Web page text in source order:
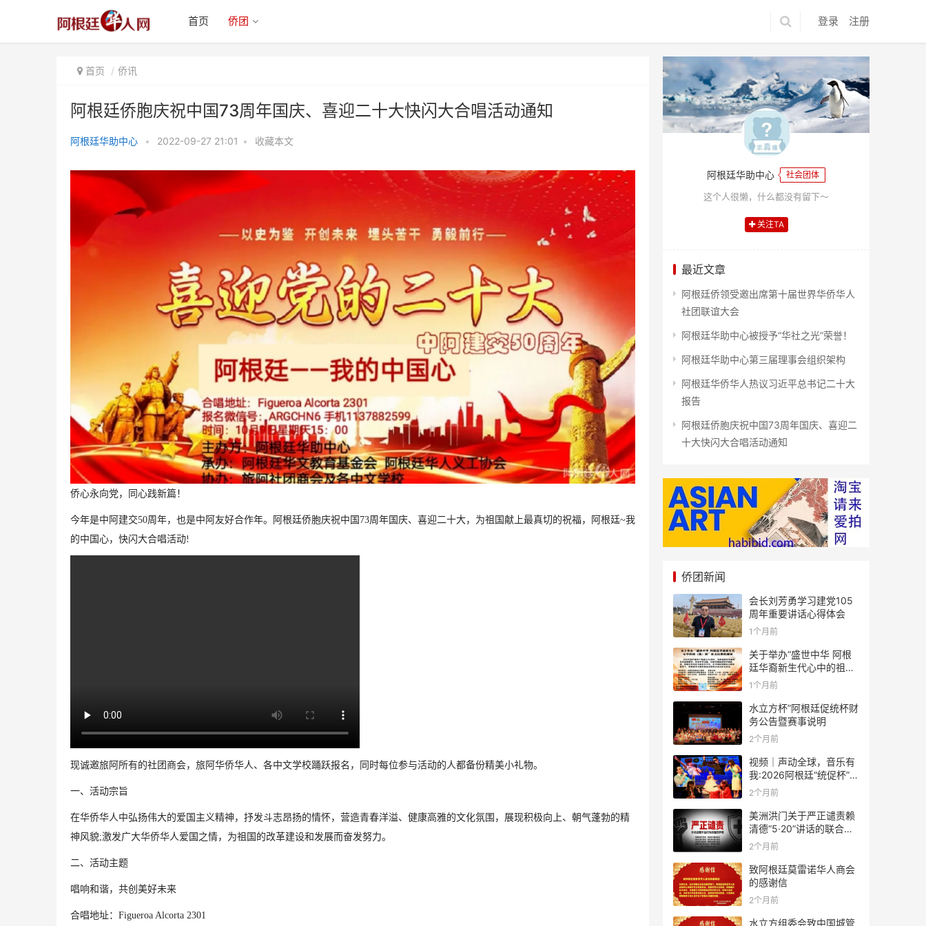
登录 注册
首页 侨团
首页 侨讯
阿根廷侨胞庆祝中国73周年国庆、喜迎二十大快闪大合唱活动通知
阿根廷华助中心 • 2022-09-27 21:01 • 收藏本文
侨心永向党，同心践新篇！
今年是中阿建交50周年，也是中阿友好合作年。 阿根廷侨胞庆祝中国 73周年国庆、喜迎二十大，为祖国献上最真切的祝福，阿根廷~我
的中国心，快闪大合唱活动!
现诚邀旅阿所有的社团商会，旅阿华侨华人、各中文学校踊跃报名，同时每位参与活动的人都备份精美小礼物。
一、活动宗旨
在华侨华人中弘扬伟大的爱国主义精神，抒发斗志昂扬的情怀，营造青春洋溢、健康高雅的文化氛围，展现积极向上、朝气蓬勃的精
神风貌;激发广大华侨华人爱国之情，为祖国的改革建设和发展而奋发努力。
二、活动主题
唱响和谐，共创美好未来
合唱地址： Figueroa Alcorta 2301
庆、喜迎二十大快闪大合唱
阿根廷华助中心 社会团体
这个人很懒，什么都没有留下～
关注TA
最近文章
阿根廷侨领受邀出席第十届世界华侨华人
社团联谊大会
阿根廷华助中心被授予“华社之光”荣誉！
​阿根廷华助中心第三届理事会组织架构
阿根廷华侨华人热议习近平总书记二十大
报告
阿根廷侨胞庆祝中国73周年国庆、喜迎二
十大快闪大合唱活动通知
侨团新闻
会长刘芳勇学习建党105
周年重要讲话心得体会
1个月前
关于举办“盛世中华 阿根
廷华裔新生代心中的祖
(籍)国”征文比赛的通知
1个月前
水立方杯”阿根廷促统杯财
务公告暨赛事说明
2个月前
视频｜声动全球，音乐有
我:2026阿根廷“统促杯”水
立方中文歌曲大赛总决赛
2个月前
美洲洪门关于严正谴责赖
清德“5·20”讲话的联合声
明
2个月前
致阿根廷莫雷诺华人商会
的感谢信
2个月前
水立方组委会致中国城管